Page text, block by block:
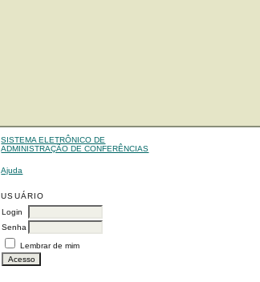
SISTEMA ELETRÔNICO DE
ADMINISTRAÇÃO DE CONFERÊNCIAS
Ajuda
USUÁRIO
Login
Senha
Lembrar de mim